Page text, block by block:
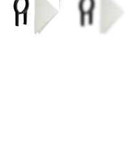
Anda.